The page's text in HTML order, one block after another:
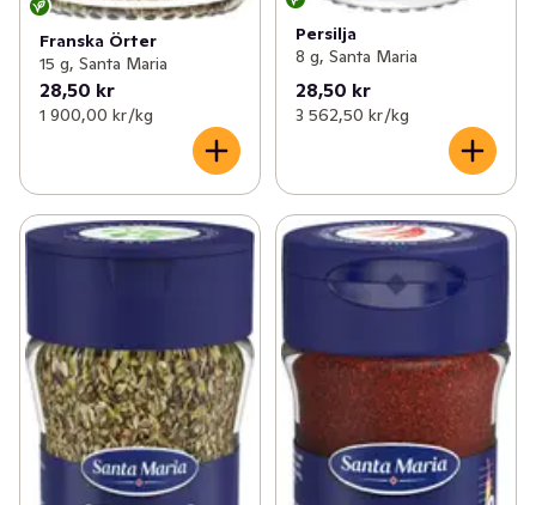
Franska Örter
15 g, Santa Maria
28,50 kr
1 900,00 kr /kg
Persilja
8 g, Santa Maria
28,50 kr
3 562,50 kr /kg